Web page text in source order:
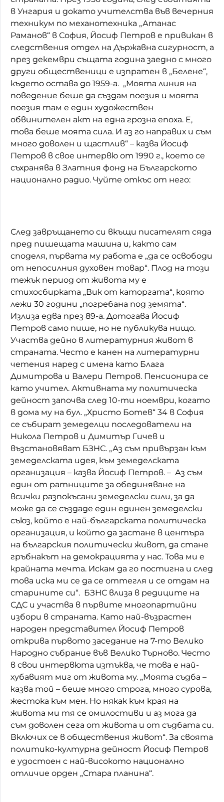
в Унгария и докато учителства във вечерния
техникум по механотехника „Атанас
Раманов“ в София, Йосиф Петров е привикан в
следствения отдел на Държавна сигурност, а
през декември същата година заедно с много
други общественици е изпратен в „Белене“,
където остава до 1959-а. „Моята линия на
поведение беше да създам поезия и моята
поезия там е един художествен
обвинителен акт на една грозна епоха. Е,
това беше моята сила. И аз го направих и съм
много доволен и щастлив“ – казва Йосиф
Петров в свое интервю от 1990 г., което се
съхранява в Златния фонд на Българското
национално радио. Чуйте откъс от него:
След завръщането си вкъщи писателят сяда
пред пишещата машина и, както сам
споделя, първата му работа е „да се освободи
от непосилния духовен товар“. Плод на този
тежък период от живота му е
стихосбирката „Вик от каторгата“, която
лежи 30 години „погребана под земята“.
Излиза едва през 89-а. Дотогава Йосиф
Петров само пише, но не публикува нищо.
Участва дейно в литературния живот в
страната. Често е канен на литературни
четения наред с имена като Блага
Димитрова и Валери Петров. Пенсионира се
като учител. Активната му политическа
дейност започва след 10-ти ноември, когато
в дома му на бул. „Христо Ботев“ 34 в София
се събират земеделци последователи на
Никола Петров и Димитър Гичев и
възстановяват БЗНС. „Аз съм привързан към
земеделската идея, към земеделската
организация – казва Йосиф Петров. – Аз съм
един от ратниците за обединяване на
всички разпокъсани земеделски сили, за да
може да се създаде един единен земеделски
съюз, който е най-българската политическа
организация, и който да застане в центъра
на българския политически живот, да стане
гръбнакът на демокрацията у нас. Това ми е
крайната мечта. Искам да го постигна и след
това иска ми се да се оттегля и се отдам на
старините си“. БЗНС влиза в редиците на
СДС и участва в първите многопартийни
избори в страната. Като най-възрастен
народен представител Йосиф Петров
открива първото заседание на 7-то Велико
Народно събрание във Велико Търново. Често
в свои интервюта изтъква, че това е най-
хубавият миг от живота му. „Моята съдба –
казва той – беше много строга, много сурова,
жестока към мен. Но някак към края на
живота ми тя се омилостиви и аз мога да
съм доволен сега от живота и от съдбата си.
Включих се в обществения живот“. За своята
политико-културна дейност Йосиф Петров
е удостоен с най-високото национално
отличие орден „Стара планина“.